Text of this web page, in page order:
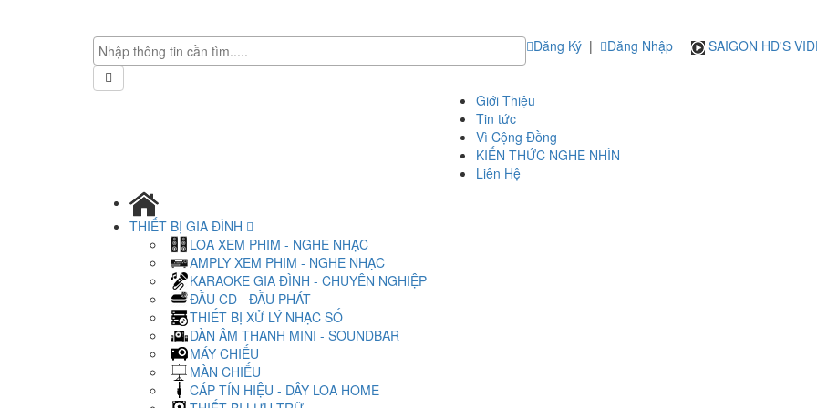
Đăng Ký | Đăng Nhập SAIGON HD'S
Giới Thiệu
Tin tức
Vì Cộng Đồng
KIẾN THỨC NGHE NHÌN
Liên Hệ
THIẾT BỊ GIA ĐÌNH
LOA XEM PHIM - NGHE NHẠC
AMPLY XEM PHIM - NGHE NHẠC
KARAOKE GIA ĐÌNH - CHUYÊN NGHIỆP
ĐẦU CD - ĐẦU PHÁT
THIẾT BỊ XỬ LÝ NHẠC SỐ
DÀN ÂM THANH MINI - SOUNDBAR
MÁY CHIẾU
MÀN CHIẾU
CÁP TÍN HIỆU - DÂY LOA HOME